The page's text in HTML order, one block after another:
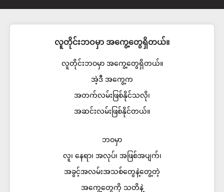
လူတိုင်းဘဝမှာ အကွေ့တွေရှိတယ်။
လူတိုင်းဘဝမှာ အကွေ့တွေရှိတယ်။
အဲ့ဒီ အကွေ့က
အတက်လမ်းဖြစ်နိုင်သလို၊
အဆင်းလမ်းဖြစ်နိုင်တယ်။
ဘဝမှာ
လူ၊ နေရာ၊ အလုပ်၊ အဖြစ်အပျက်၊
အခွင့်အလမ်းအသစ်တွေနဲ့တွေ့တဲ့
အကွေ့တွေကို သတိနဲ့